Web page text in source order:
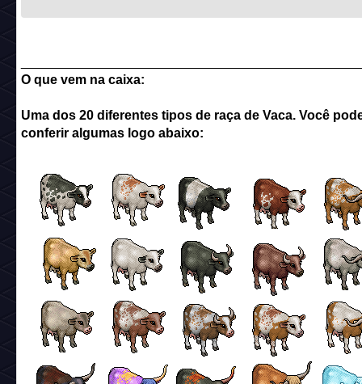
O que vem na caixa:
Uma dos 20 diferentes tipos de raça de Vaca. Você
conferir algumas logo abaixo: